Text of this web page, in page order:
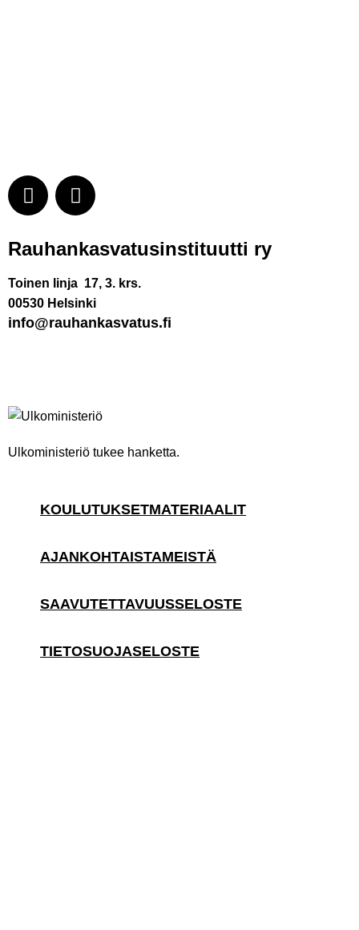
Rauhankasvatus­instituutti ry
Toinen linja 17, 3. krs.
00530 Helsinki
info@rauhankasvatus.fi
Ulkoministeriö tukee hanketta.
KOULUTUKSETMATERIAALIT
AJANKOHTAISTAMEISTÄ
SAAVUTETTAVUUSSELOSTE
TIETOSUOJASELOSTE